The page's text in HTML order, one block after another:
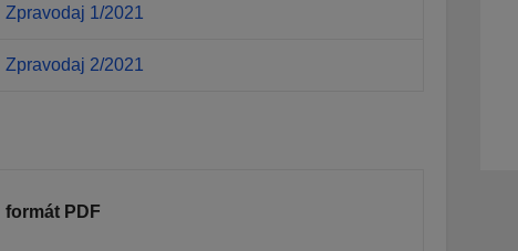
Zpravodaj 1/2021
Zpravodaj 2/2021
formát PDF